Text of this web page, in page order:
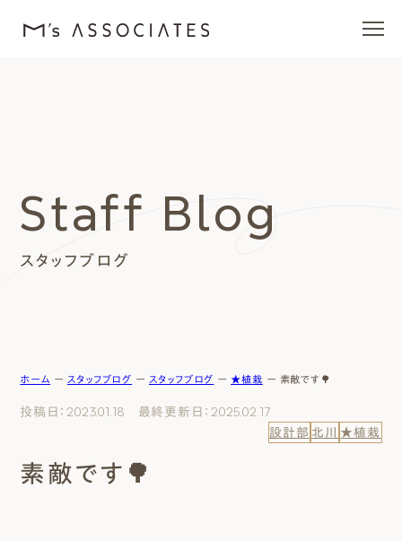
エムズを愛する人たち
施工事例
エムズのこと
スタッフブログ
Staff Blog
ホーム ー スタッフブログ ー スタッフブログ ー ★植栽 ー 素敵です🌳
投稿日：2023.01.18 最終更新日：2025.02.17
設計部 北川 ★植栽
素敵です🌳